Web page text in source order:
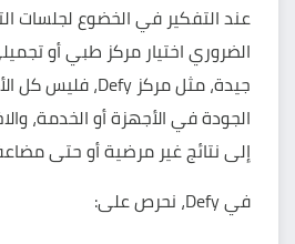
عند التفكير في الخضوع لجلسات
الضروري اختيار مركز طبي أو
جيدة، مثلمركز Defy
، فليس كل
الجودة في الأجهزة أو الخدمة،
إلى نتائج غير مرضية أو حتى
في Defy، نحرص على: